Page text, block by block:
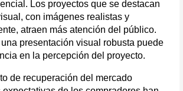
Los proyectos que se destacan
con imágenes realistas y
atraen más atención del público.
presentación visual robusta puede
en la percepción del proyecto.
de recuperación del mercado